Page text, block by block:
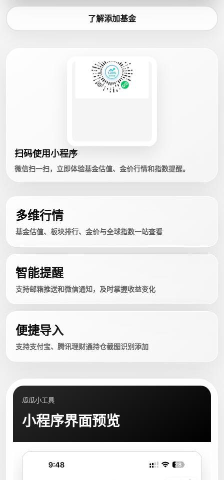
了解添加基金
扫码使用小程序
微信扫一扫，立即体验基金估值、金价行情和指数提醒。
多维行情
基金估值、板块排行、金价与全球指数一站查看
智能提醒
支持邮箱推送和微信通知，及时掌握收益变化
便捷导入
支持支付宝、腾讯理财通持仓截图识别添加
瓜瓜小工具
小程序界面预览